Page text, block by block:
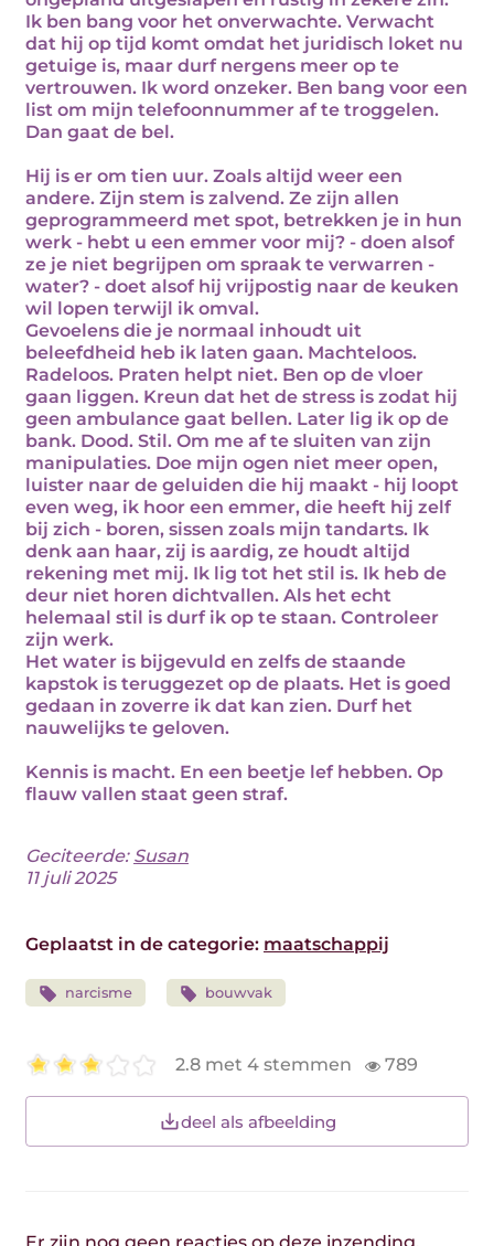
Ik ben bang voor het onverwachte. Verwacht
dat hij op tijd komt omdat het juridisch loket nu
getuige is, maar durf nergens meer op te
vertrouwen. Ik word onzeker. Ben bang voor een
list om mijn telefoonnummer af te troggelen.
Dan gaat de bel.
Hij is er om tien uur. Zoals altijd weer een
andere. Zijn stem is zalvend. Ze zijn allen
geprogrammeerd met spot, betrekken je in hun
werk - hebt u een emmer voor mij? - doen alsof
ze je niet begrijpen om spraak te verwarren -
water? - doet alsof hij vrijpostig naar de keuken
wil lopen terwijl ik omval.
Gevoelens die je normaal inhoudt uit
beleefdheid heb ik laten gaan. Machteloos.
Radeloos. Praten helpt niet. Ben op de vloer
gaan liggen. Kreun dat het de stress is zodat hij
geen ambulance gaat bellen. Later lig ik op de
bank. Dood. Stil. Om me af te sluiten van zijn
manipulaties. Doe mijn ogen niet meer open,
luister naar de geluiden die hij maakt - hij loopt
even weg, ik hoor een emmer, die heeft hij zelf
bij zich - boren, sissen zoals mijn tandarts. Ik
denk aan haar, zij is aardig, ze houdt altijd
rekening met mij. Ik lig tot het stil is. Ik heb de
deur niet horen dichtvallen. Als het echt
helemaal stil is durf ik op te staan. Controleer
zijn werk.
Het water is bijgevuld en zelfs de staande
kapstok is teruggezet op de plaats. Het is goed
gedaan in zoverre ik dat kan zien. Durf het
nauwelijks te geloven.
Kennis is macht. En een beetje lef hebben. Op
flauw vallen staat geen straf.
Geciteerde: Susan
11 juli 2025
Geplaatst in de categorie: maatschappij
narcisme bouwvak
2.8 met 4 stemmen 789
deel als afbeelding